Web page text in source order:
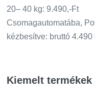
20– 40 kg: 9.490,-Ft
Csomagautomatába,
kézbesítve: bruttó 4.490
Kiemelt termékek